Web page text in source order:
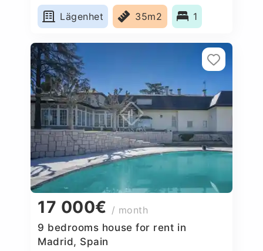
Lägenhet
35m2 1
17 000€ / month
9 bedrooms house for rent in
Madrid, Spain